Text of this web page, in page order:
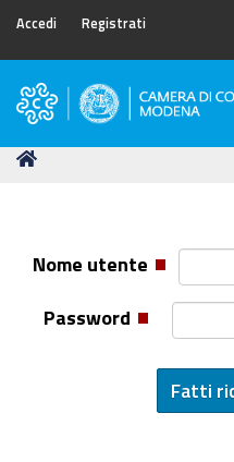
Accedi Registrati
Camera
Commercio
Tu
Nome utente
Password